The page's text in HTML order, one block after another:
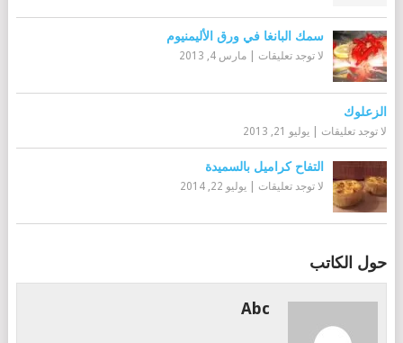
سمك البانغا في ورق الأليمنيوم
لا توجد تعليقات مارس 4, 2013
الزعلوك
لا توجد تعليقات يوليو 21, 2013
التفاح كراميل بالسميدة
لا توجد تعليقات يوليو 22, 2014
حول الكاتب
Abc